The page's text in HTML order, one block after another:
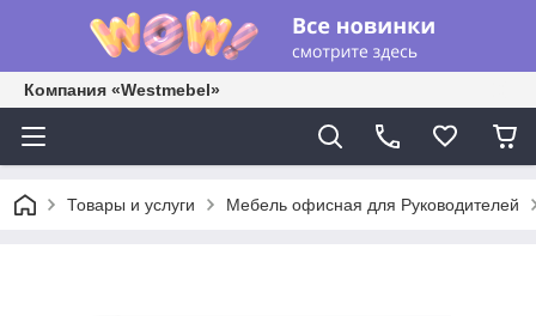
Компания «Westmebel»
Товары и услуги Мебель офисная для Руководителей